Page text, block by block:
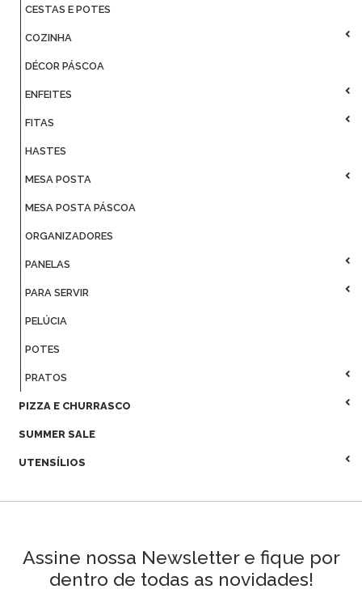
CESTAS E POTES
COZINHA
DÉCOR PÁSCOA
ENFEITES
FITAS
HASTES
MESA POSTA
MESA POSTA PÁSCOA
ORGANIZADORES
PANELAS
PARA SERVIR
PELÚCIA
POTES
PRATOS
PIZZA E CHURRASCO
SUMMER SALE
UTENSÍLIOS
Assine nossa Newsletter e fique por
dentro de todas as novidades!